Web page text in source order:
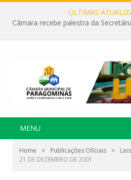
ÚLTIMAS
MENU
Home » Publicações Oficiais » Leis
21 DE DEZEMBRO DE 2001